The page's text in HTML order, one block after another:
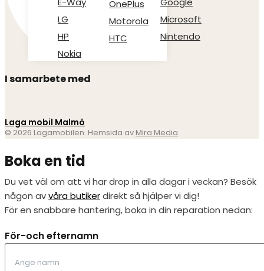
LG
HP
Nokia
OnePlus
Motorola
HTC
Microsoft
Nintendo
I samarbete med
Laga mobil Malmö
© 2026 Lagamobilen. Hemsida av Mira Media.
Boka en tid
Du vet väl om att vi har drop in alla dagar i veckan? Besök
någon avvåra butikerdirekt så hjälper vi dig!
För en snabbare hantering, boka in din reparation nedan:
För-och efternamn